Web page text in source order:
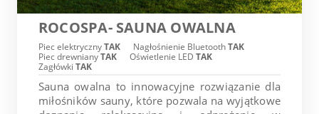
ROCOSPA- SAUNA OWALNA
Piec elektrycznyTAK Nagłośnienie BluetoothTAK
Piec drewnianyTAK Oświetlenie LED TAK
Zagłówki TAK
Sauna owalna to innowacyjne rozwiązanie dla
miłośników sauny, które pozwala na wyjątkowe